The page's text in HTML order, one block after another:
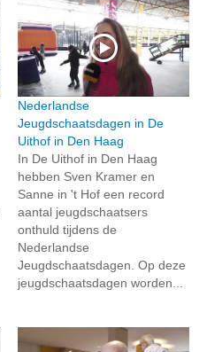
Nederlandse
Jeugdschaatsdagen in De
Uithof in Den Haag
In De Uithof in Den Haag
hebben Sven Kramer en
Sanne in 't Hof een record
aantal jeugdschaatsers
onthuld tijdens de
Nederlandse
Jeugdschaatsdagen. Op deze
jeugdschaatsdagen worden...